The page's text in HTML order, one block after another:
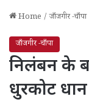
Home / जाँजगीर -चाँपा
जाँजगीर -चाँपा
निलंबन के
धुरकोट